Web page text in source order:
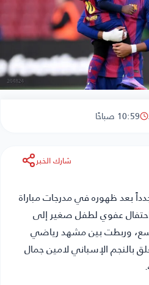
10:59 صباحًا
شارك الخبر
بعد ظهوره في مدرجات مباراة
احتفال عفوي لطفل صغير إلى
وربطت بين مشهد رياضي
بالنجم الإسباني لامين جمال